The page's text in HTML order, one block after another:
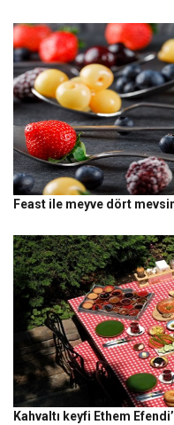
Feast ile meyve dört
Kahvaltı keyfi Ethem